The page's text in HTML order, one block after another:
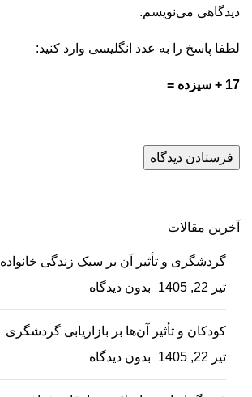
دیدگاهی می‌نویسم.
لطفا پاسخ را به عدد انگلیسی وارد کنید:
17 + سیزده =
آخرین مقالات
گردشگری و تأثیر آن بر سبک زندگی خانواده
تیر 22, 1405
بدون دیدگاه
کودکان و تأثیر آن‌ها بر بازاریابی گردشگری
تیر 22, 1405
بدون دیدگاه